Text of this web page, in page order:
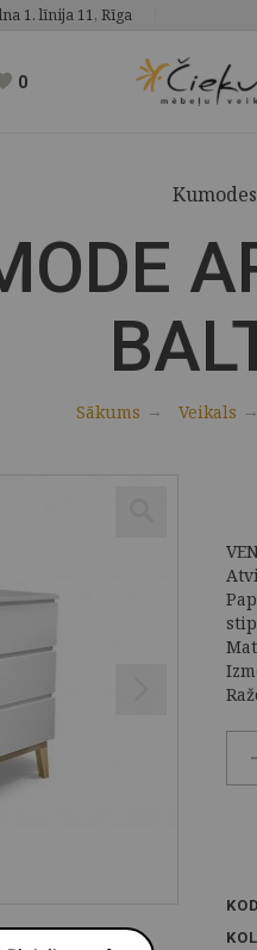
1. līnija 11, Rīga
0
Kumodes
Sākums Veikals
-